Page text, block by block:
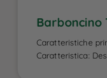
Barboncino
Caratteristiche
Caratteristica: